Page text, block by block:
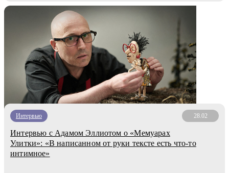
Интервью 28.02
Интервью с Адамом Эллиотом о «Мемуарах
Улитки»: «В написанном от руки тексте есть что-то
интимное»